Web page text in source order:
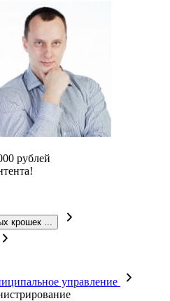
рублей
крошек ...
управление